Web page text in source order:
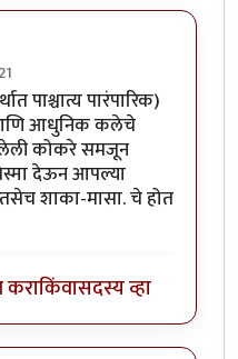
पाश्चात्य पारंपारिक)
आधुनिक कलेचे
कोकरे समजून
देऊन आपल्या
शाका-मासा. चे होत
कराकिंवासदस्य व्हा